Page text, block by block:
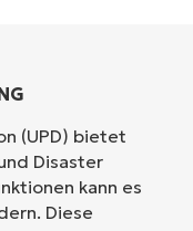
(UPD) bietet
Disaster
kann es
Diese